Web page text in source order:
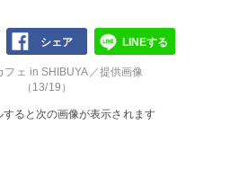
シェア LINEする
フェ in SHIBUYA／提供画像
（13/19）
ると次の画像が表示されます